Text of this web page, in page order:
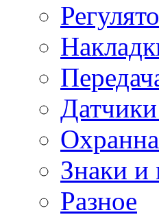
Датчики
Знаки и
Разное